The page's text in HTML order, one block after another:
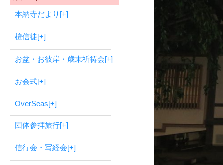
本納寺だより [+]
檀信徒[+]
お盆・お彼岸・歳末祈祷会[+]
お会式[+]
OverSeas[+]
団体参拝旅行[+]
信行会・写経会[+]